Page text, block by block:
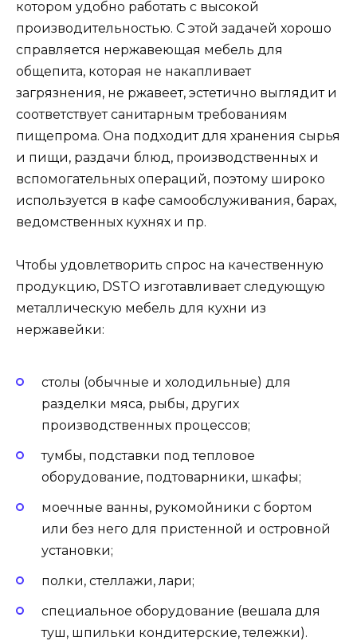
котором удобно работать с высокой
производительностью. С этой задачей хорошо
справляется нержавеющая мебель для
общепита, которая не накапливает
загрязнения, не ржавеет, эстетично выглядит и
соответствует санитарным требованиям
пищепрома. Она подходит для хранения сырья
и пищи, раздачи блюд, производственных и
вспомогательных операций, поэтому широко
используется в кафе самообслуживания, барах,
ведомственных кухнях и пр.
Чтобы удовлетворить спрос на качественную
продукцию, DSTO изготавливает следующую
металлическую мебель для кухни из
нержавейки:
столы (обычные и холодильные) для
разделки мяса, рыбы, других
производственных процессов;
тумбы, подставки под тепловое
оборудование, подтоварники, шкафы;
моечные ванны, рукомойники с бортом
или без него для пристенной и островной
установки;
полки, стеллажи, лари;
специальное оборудование (вешала для
туш, шпильки кондитерские, тележки).